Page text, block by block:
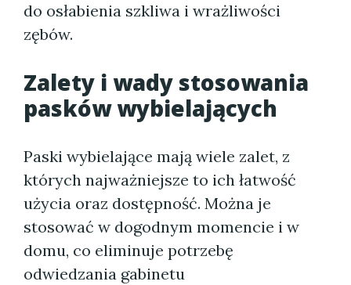
do osłabienia szkliwa i wrażliwości
zębów.
Zalety i wady stosowania
pasków wybielających
Paski wybielające mają wiele zalet, z
których najważniejsze to ich łatwość
użycia oraz dostępność. Można je
stosować w dogodnym momencie i w
domu, co eliminuje potrzebę
odwiedzania gabinetu